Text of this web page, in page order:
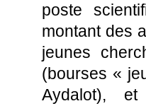
poste
montant des
jeunes
(bourses «
Aydalot),